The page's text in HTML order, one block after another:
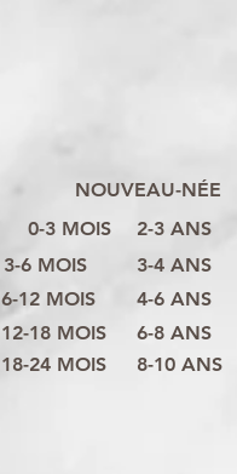
8-10 ANS
6-8 ANS
4-6 ANS
3-4 ANS
2-3 ANS
NOUVEAU-NÉE
0-3 MOIS
6-12 MOIS
12-18 MOIS
18-24 MOIS
3-6 MOIS